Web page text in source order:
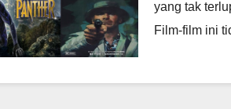
yang tak
Film-film ini